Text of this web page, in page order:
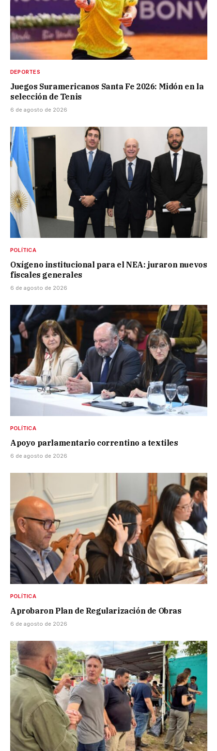
DEPORTES
Juegos Suramericanos Santa Fe 2026: Midón en la
selección de Tenis
6 de agosto de 2026
POLÍTICA
Oxígeno institucional para el NEA: juraron nuevos
fiscales generales
6 de agosto de 2026
POLÍTICA
Apoyo parlamentario correntino a textiles
6 de agosto de 2026
POLÍTICA
Aprobaron Plan de Regularización de Obras
6 de agosto de 2026